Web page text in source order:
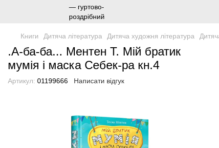
Книги Дитяча література Дитяча художня література
.А-ба-ба... Ментен Т. Мій братик
мумія і маска Себек-ра кн.4
Артикул: 01199666 Написати відгук